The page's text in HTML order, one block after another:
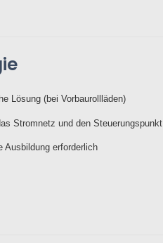
Lösung (bei Vorbaurollläden)
Stromnetz und den Steuerungspunkt
Ausbildung erforderlich